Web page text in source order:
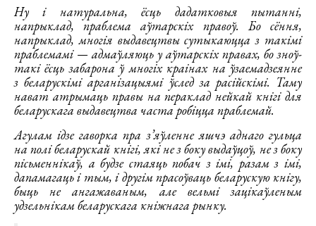
Ну і натуральна, ёсць дадатковыя пытанні,
напрыклад, праблема аўтарскіх правоў. Бо сёння,
напрыклад, многія выдавецтвы сутыкаюцца з такімі
праблемамі — адмаўляюць у аўтарскіх правах, бо зноў-
такі ёсць забарона ў многіх краінах на ўзаемадзеянне
з беларускімі арганізацыямі ўслед за расійскімі. Таму
нават атрымаць правы на пераклад нейкай кнігі для
беларускага выдавецтва часта робіцца праблемай.
Агулам ідзе гаворка пра з’яўленне яшчэ аднаго гульца
на полі беларускай кнігі, які не з боку выдаўцоў, не з боку
пісьменнікаў, а будзе стаяць побач з імі, разам з імі,
дапамагаць і тым, і другім прасоўваць беларускую кнігу,
быць не ангажаваным, але вельмі зацікаўленым
удзельнікам беларускага кніжнага рынку.